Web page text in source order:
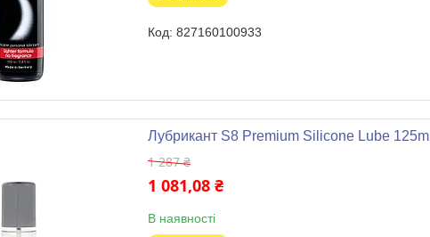
827160100933
Лубрикант S8 Premium Silicone Lube 125ml
1 287 ₴
1 081,08 ₴
В наявності